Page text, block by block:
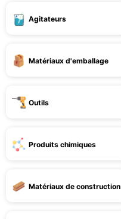
Agitateurs
Matériaux d'emballage
Outils
Produits chimiques
Matériaux de construction